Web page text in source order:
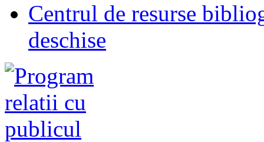
Centrul de resurse
deschise